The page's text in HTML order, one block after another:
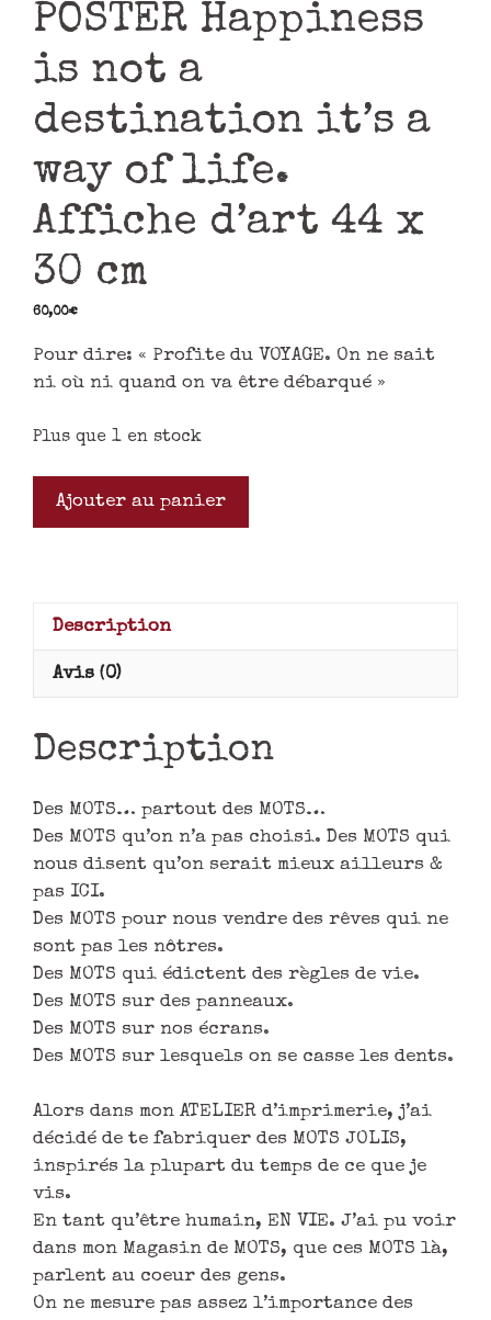
POSTER Happiness
is not a
destination it’s a
way of life.
Affiche d’art 44 x
30 cm
60,00€
Pour dire: « Profite du VOYAGE. On ne sait
ni où ni quand on va être débarqué »
Plus que 1 en stock
Ajouter au panier
Description
Avis (0)
Description
Des MOTS… partout des MOTS…
Des MOTS qu’on n’a pas choisi. Des MOTS qui
nous disent qu’on serait mieux ailleurs &
pas ICI.
Des MOTS pour nous vendre des rêves qui ne
sont pas les nôtres.
Des MOTS qui édictent des règles de vie.
Des MOTS sur des panneaux.
Des MOTS sur nos écrans.
Des MOTS sur lesquels on se casse les dents.
Alors dans mon ATELIER d’imprimerie, j’ai
décidé de te fabriquer des MOTS JOLIS,
inspirés la plupart du temps de ce que je
vis.
En tant qu’être humain, EN VIE. J’ai pu voir
dans mon Magasin de MOTS, que ces MOTS là,
parlent au coeur des gens.
On ne mesure pas assez l’importance des